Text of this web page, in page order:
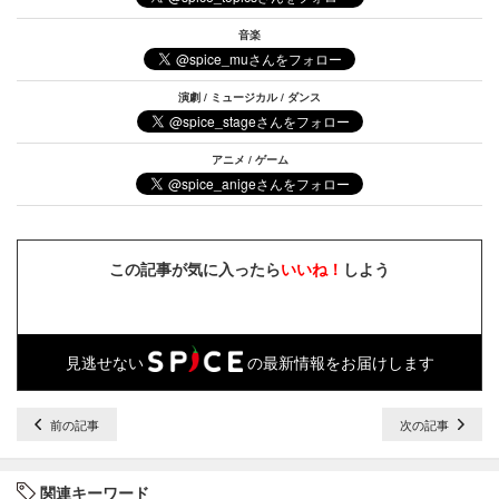
音楽
演劇 / ミュージカル / ダンス
アニメ / ゲーム
この記事が気に入ったらいいね！ しよう
見逃せない の最新情報をお届けします
前の記事 次の記事
関連キーワード